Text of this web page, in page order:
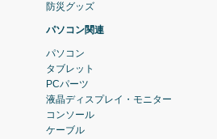
防災グッズ
パソコン関連
パソコン
タブレット
PCパーツ
液晶ディスプレイ・モニター
コンソール
ケーブル